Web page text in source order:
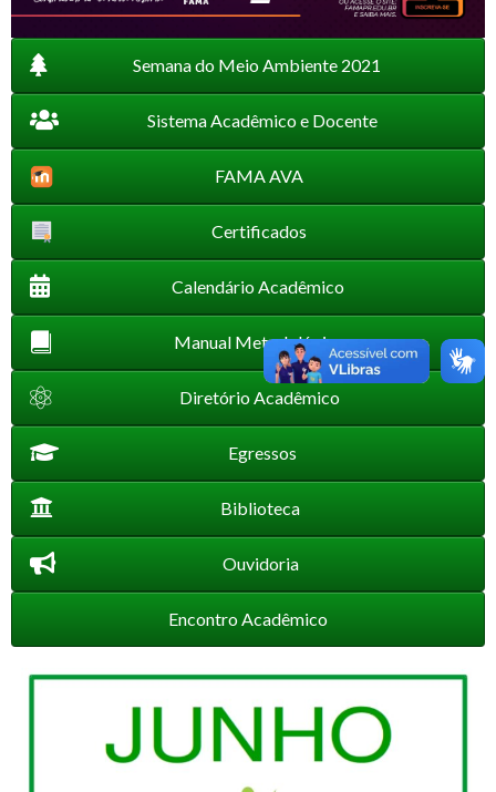
Semana do Meio Ambiente 2021
Sistema Acadêmico e Docente
FAMA AVA
Certificados
Calendário Acadêmico
Manual Metodológico
Diretório Acadêmico
Egressos
Biblioteca
Ouvidoria
Encontro Acadêmico